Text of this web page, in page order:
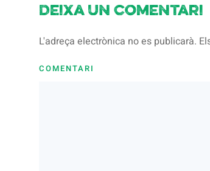
Deixa un comentari
L'adreça electrònica no es publicarà.
COMENTARI